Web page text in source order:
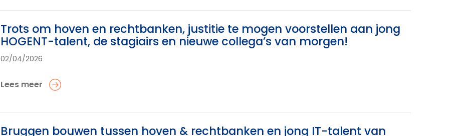
Trots om hoven en rechtbanken, justitie te mogen voorstellen aan jong
HOGENT-talent, de stagiairs en nieuwe collega’s van morgen!
02/04/2026
Lees meer
Bruggen bouwen tussen hoven & rechtbanken en jong IT-talent van